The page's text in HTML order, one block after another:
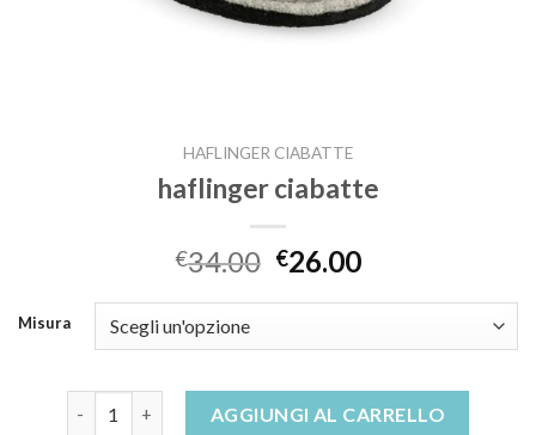
HAFLINGER CIABATTE
haflinger ciabatte
€34.00 €26.00
Misura
AGGIUNGI AL CARRELLO